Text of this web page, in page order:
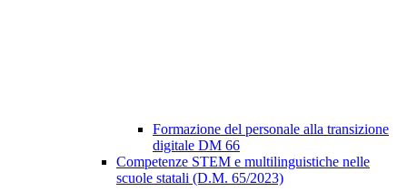
Formazione del personale alla transizione
digitale DM 66
Competenze STEM e multilinguistiche nelle
scuole statali (D.M. 65/2023)